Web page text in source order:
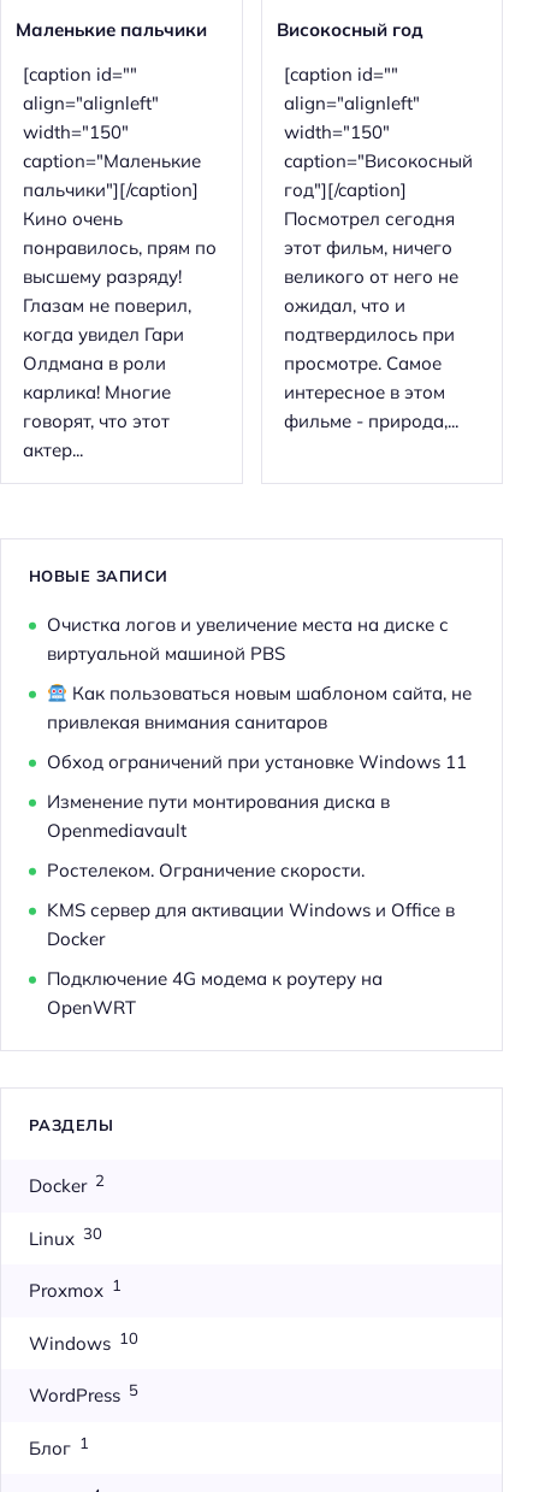
Маленькие пальчики
[caption id=""
align="alignleft"
width="150"
caption="Маленькие
пальчики"][/caption]
Кино очень
понравилось, прям по
высшему разряду!
Глазам не поверил,
когда увидел Гари
Олдмана в роли
карлика! Многие
говорят, что этот
актер...
Високосный год
[caption id=""
align="alignleft"
width="150"
caption="Високосный
год"][/caption]
Посмотрел сегодня
этот фильм, ничего
великого от него не
ожидал, что и
подтвердилось при
просмотре. Самое
интересное в этом
фильме - природа,...
НОВЫЕ ЗАПИСИ
Очистка логов и увеличение места на диске с
виртуальной машиной PBS
Как пользоваться новым шаблоном сайта, не
привлекая внимания санитаров
Обход ограничений при установке Windows 11
Изменение пути монтирования диска в
Openmediavault
Ростелеком. Ограничение скорости.
KMS сервер для активации Windows и Office в
Docker
Подключение 4G модема к роутеру на
OpenWRT
РАЗДЕЛЫ
Docker 2
Linux 30
Proxmox 1
Windows 10
WordPress 5
Блог 1
: